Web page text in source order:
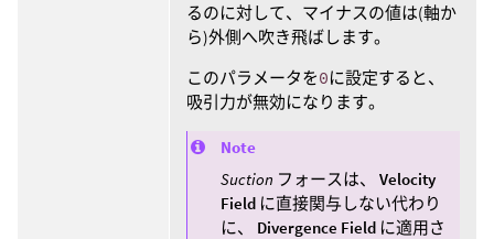
るのに対して、マイナスの値は(軸か
ら)外側へ吹き飛ばします。
このパラメータを0に設定すると、
吸引力が無効になります。
Note
Suction フォースは、 Velocity
Field に直接関与しない代わり
に、 Divergence Field に適用さ